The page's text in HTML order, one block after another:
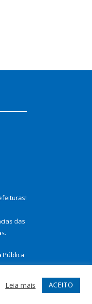
!
das
Pública
Leia mais ACEITO